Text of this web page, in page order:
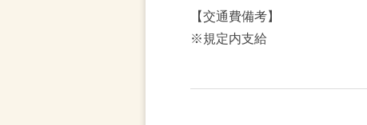
【交通費備考】
※規定内支給